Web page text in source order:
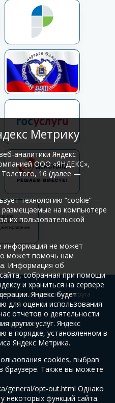
Метрику
аналитики Яндекс
ООО «ЯНДЕКС»,
16 (далее —
технологию “cookie” —
на компьютере
их пользовательской
информация не может
может помочь нам
Информация об
собранная при помощи
и храниться на сервере
Яндекс будет
для оценки использования
отчетов о деятельности
других услуг. Яндекс
в порядке, установленном в
Яндекс Метрика.
cookies, выбрав
браузере. Также вы можете
general/opt-out.html Однако
некоторых функций сайта.
района городского округа
32